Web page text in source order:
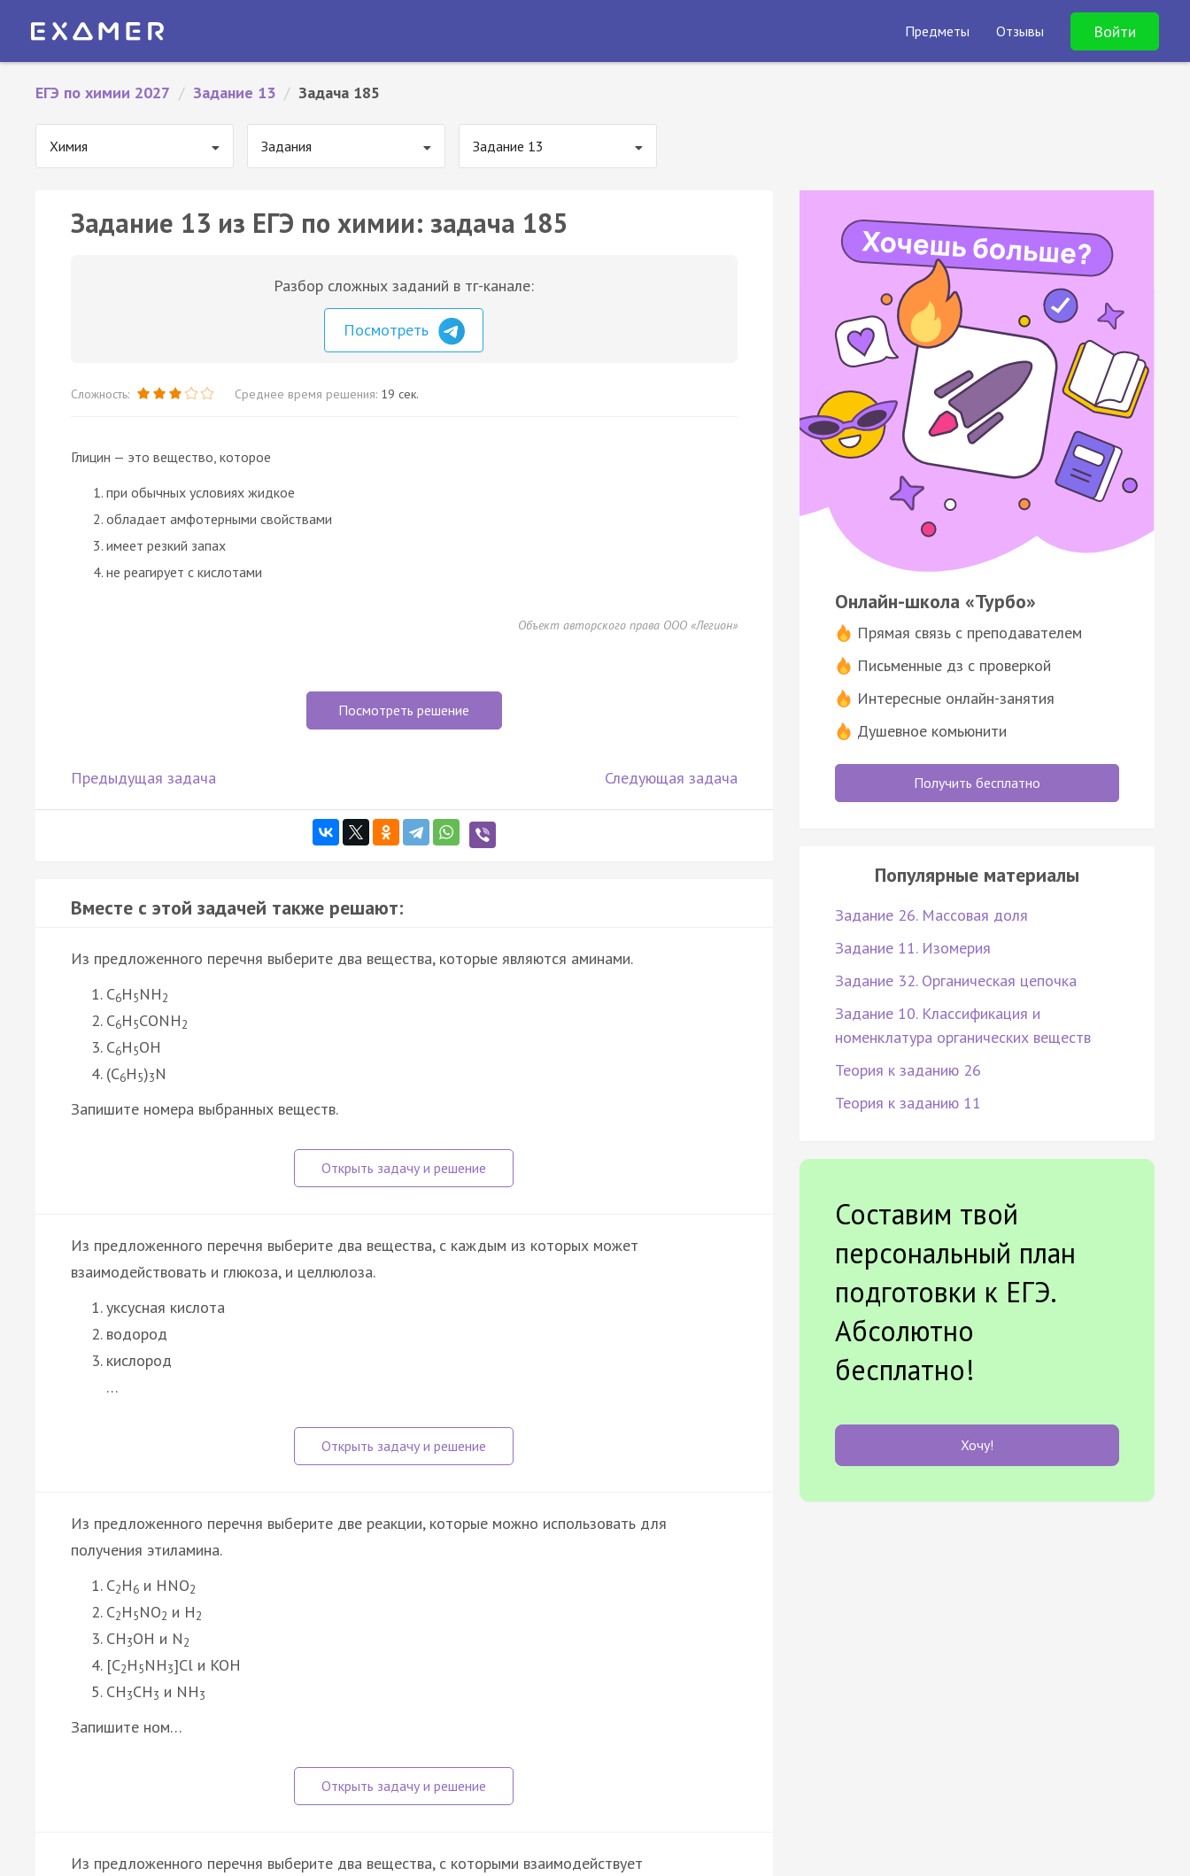
Предметы Отзывы Войти
ЕГЭ по химии 2027 / Задание 13 / Задача 185
Химия Задания Задание 13
Задание 13 из ЕГЭ по химии: задача 185
Разбор сложных заданий в тг-канале:
Посмотреть
Сложность: Среднее время решения: 19 сек.
Глицин — это вещество, которое
при обычных условиях жидкое
обладает амфотерными свойствами
имеет резкий запах
не реагирует с кислотами
Объект авторского права ООО «Легион»
Посмотреть решение
Предыдущая задача Следующая задача
Вместе с этой задачей также решают:
Из предложенного перечня выберите два вещества, которые являются аминами.
C6H5NH2
C6H5CONH2
C6H5ОН
(C6H5)3N
Запишите номера выбранных веществ.
Из предложенного перечня выберите два вещества, с каждым из которых может
взаимодействовать и глюкоза, и целлюлоза.
уксусная кислота
водород
кислород
…
Из предложенного перечня выберите две реакции, которые можно использовать для
получения этиламина.
C2H6 и HNO2
C2H5NO2 и H2
CH3OH и N2
[C2H5NH3]Cl и KOH
CH3CH3 и NH3
Запишите ном…
Из предложенного перечня выберите два вещества, с которыми взаимодействует
Онлайн-школа «Турбо»
Прямая связь с преподавателем
Письменные дз с проверкой
Интересные онлайн-занятия
Душевное комьюнити
Получить бесплатно
Популярные материалы
Задание 26. Массовая доля
Задание 11. Изомерия
Задание 32. Органическая цепочка
Задание 10. Классификация и
номенклатура органических веществ
Теория к заданию 26
Теория к заданию 11
Составим твой
персональный план
подготовки к ЕГЭ.
Абсолютно
бесплатно!
Хочу!